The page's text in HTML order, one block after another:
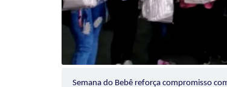
Semana do Bebê reforça compromisso